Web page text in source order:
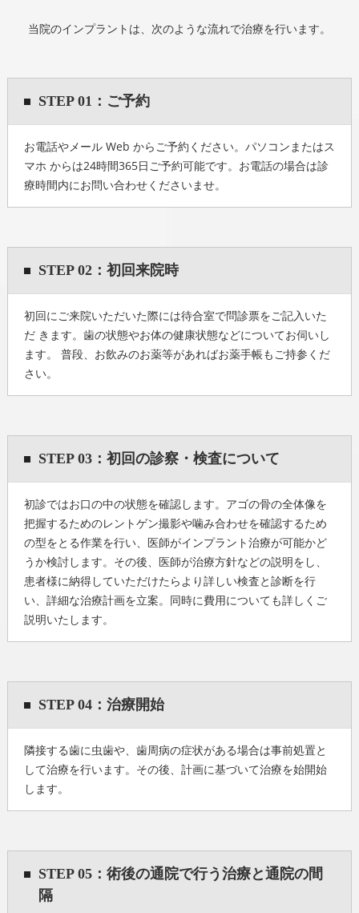
当院のインプラントは、次のような流れで治療を行います。
STEP 01：ご予約
お電話やメール Web からご予約ください。パソコンまたはス
マホ からは24時間365日ご予約可能です。お電話の場合は診
療時間内にお問い合わせくださいませ。
STEP 02：初回来院時
初回にご来院いただいた際には待合室で問診票をご記入いた
だ きます。歯の状態やお体の健康状態などについてお伺いし
ます。 普段、お飲みのお薬等があればお薬手帳もご持参くだ
さい。
STEP 03：初回の診察・検査について
初診ではお口の中の状態を確認します。アゴの骨の全体像を
把握するためのレントゲン撮影や噛み合わせを確認するため
の型をとる作業を行い、医師がインプラント治療が可能かど
うか検討します。その後、医師が治療方針などの説明をし、
患者様に納得していただけたらより詳しい検査と診断を行
い、詳細な治療計画を立案。同時に費用についても詳しくご
説明いたします。
STEP 04：治療開始
隣接する歯に虫歯や、歯周病の症状がある場合は事前処置と
して治療を行います。その後、計画に基づいて治療を始開始
します。
STEP 05：術後の通院で行う治療と通院の間
隔